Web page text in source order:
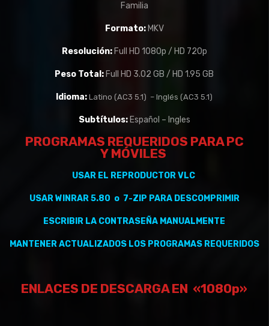
Familia
Formato: MKV
Resolución: Full HD 1080p / HD 720p
Peso Total: Full HD 3.02 GB / HD 1.95 GB
Idioma: Latino (AC3 5.1) – Inglés (AC3 5.1)
Subtítulos: Español – Ingles
PROGRAMAS REQUERIDOS PARA PC
Y MÓVILES
USAR EL REPRODUCTOR VLC
USAR WINRAR 5.80 o 7-ZIP PARA DESCOMPRIMIR
ESCRIBIR LA CONTRASEÑA MANUALMENTE
MANTENERACTUALIZADOSLOS PROGRAMAS REQUERIDOS
ENLACES DE DESCARGA EN «1080p»